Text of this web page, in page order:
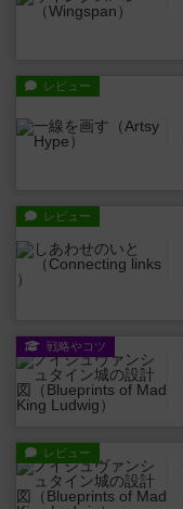
レビュー
レビュー
戦略やコツ
レビュー